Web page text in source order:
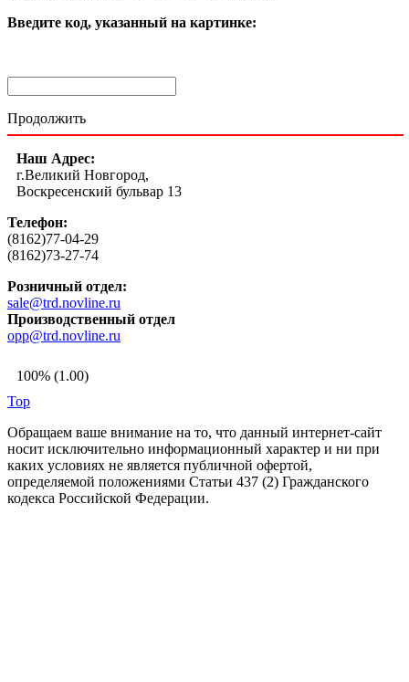
Введите код, указанный на картинке:
Продолжить
Наш Адрес:
г.Великий Новгород,
Воскресенский бульвар 13
Телефон:
(8162)77-04-29
(8162)73-27-74
Розничный отдел:
sale@trd.novline.ru
Производственный отдел
opp@trd.novline.ru
100% (1.00)
Top
Обращаем ваше внимание на то, что данный интернет-сайт
носит исключительно информационный характер и ни при
каких условиях не является публичной офертой,
определяемой положениями Статьи 437 (2) Гражданского
кодекса Российской Федерации.